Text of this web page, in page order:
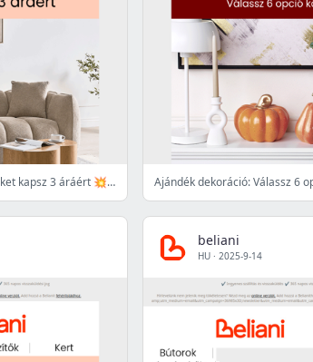
Őszi ajánlat: Most 4 terméket kapsz 3 áráért 💥🤑 Ajándék dekoráció: Válassz 6
beliani
HU · 2025-9-14